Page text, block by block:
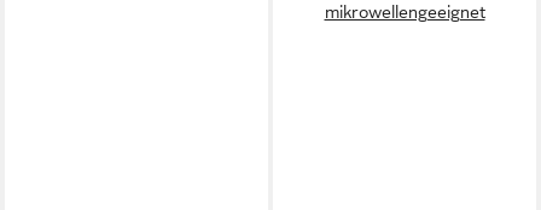
mikrowellengeeignet